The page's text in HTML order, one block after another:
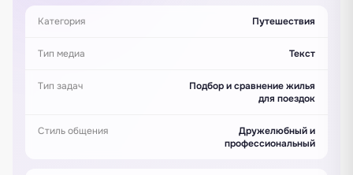
Категория Путешествия
Тип медиа Текст
Тип задач
Подбор и сравнение жилья
для поездок
Стиль общения
Дружелюбный и
профессиональный